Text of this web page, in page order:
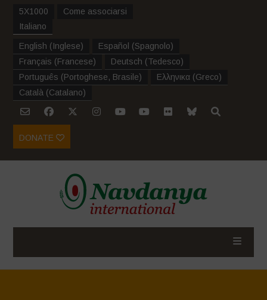
5X1000
Come associarsi
Italiano
English (Inglese) Español (Spagnolo)
Français (Francese) Deutsch (Tedesco)
Português (Portoghese, Brasile) Ελληνικα (Greco)
Català (Catalano)
DONATE